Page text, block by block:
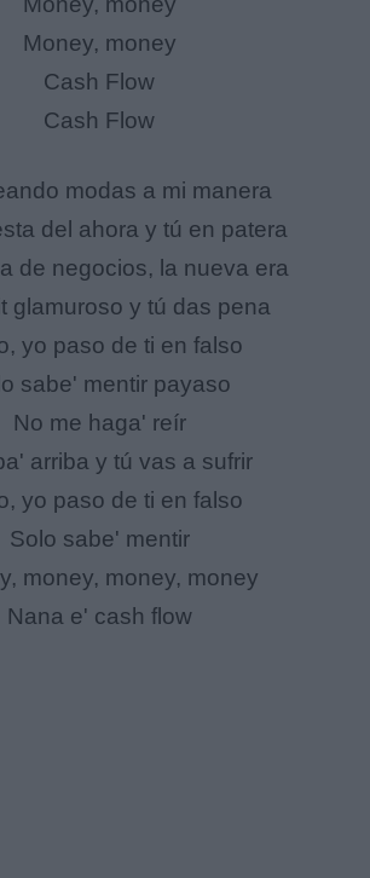
Money, money
Cash Flow
Cash Flow
modas a mi manera
del ahora y tú en patera
de negocios, la nueva era
glamuroso y tú das pena
yo paso de ti en falso
sabe' mentir payaso
No me haga' reír
arriba y tú vas a sufrir
yo paso de ti en falso
Solo sabe' mentir
money, money, money
Nana e' cash flow